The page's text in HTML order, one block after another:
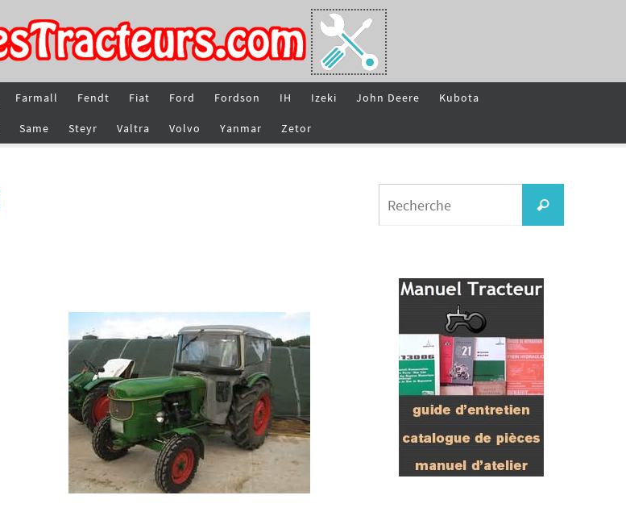
Farmall Fendt Fiat Ford Fordson IH Izeki John Deere Kubota
Same Steyr Valtra Volvo Yanmar Zetor
Recherche